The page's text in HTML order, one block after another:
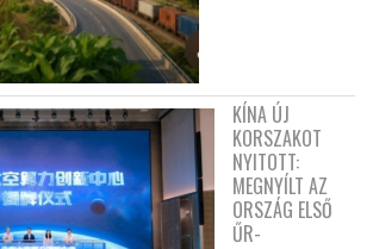
KÍNA ÚJ
KORSZAKOT
NYITOTT:
MEGNYÍLT AZ
ORSZÁG ELSŐ
ŰR-